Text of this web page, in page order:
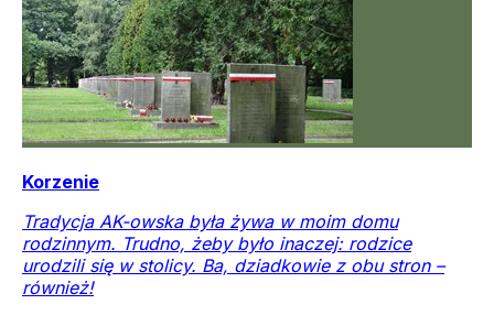
Korzenie
Tradycja AK-owska była żywa w moim domu
rodzinnym. Trudno, żeby było inaczej: rodzice
urodzili się w stolicy. Ba, dziadkowie z obu stron –
również!